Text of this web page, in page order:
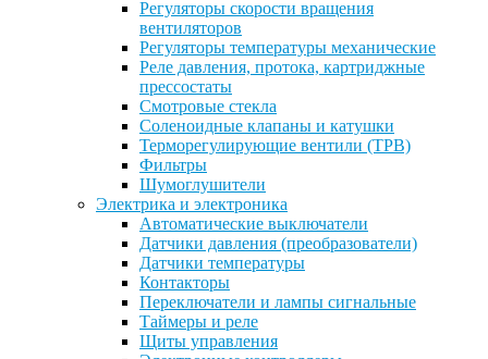
Регуляторы скорости вращения
вентиляторов
Регуляторы температуры механические
Реле давления, протока, картриджные
прессостаты
Смотровые стекла
Соленоидные клапаны и катушки
Терморегулирующие вентили (ТРВ)
Фильтры
Шумоглушители
Электрика и электроника
Автоматические выключатели
Датчики давления (преобразователи)
Датчики температуры
Контакторы
Переключатели и лампы сигнальные
Таймеры и реле
Щиты управления